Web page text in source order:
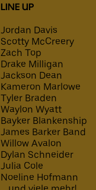
LINE UP
Jordan Davis
Scotty McCreery
Zach Top
Drake Milligan
Jackson Dean
Kameron Marlowe
Tyler Braden
Waylon Wyatt
Bayker Blankenship
James Barker Band
Willow Avalon
Dylan Schneider
Julia Cole
Noeline Hofmann